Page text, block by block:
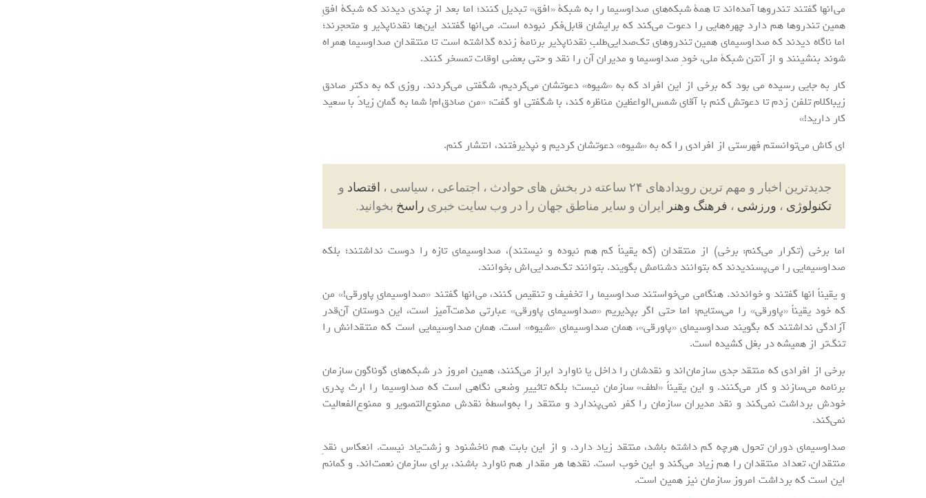
می‌انها گفتند تندروها آمده‌اند تا همۀ شبکه‌های صداوسیما را به شبکۀ «افق» تبدیل کنند؛ اما بعد از چندی دیدند که شبکۀ افقِ
همین تندروها هم دارد چهره‌هایی را دعوت می‌کند که برایشان قابل‌فکر نبوده است. می‌انها گفتند این‌ها نقدناپذیر و متحجرند؛
اما ناگاه دیدند که صداوسیمای همین تندروهای تک‌صدایی‌طلبِ نقدناپذیر برنامۀ زنده گذاشته است تا منتقدان صداوسیما همراه
شوند بنشینند و از آنتن شبکۀ ملی، خودِ صداوسیما و مدیران آن را نقد و حتی بعضی اوقات تمسخر کنند.
کار به جایی رسیده می بود که برخی از این افراد که به «شیوه» دعوتشان می‌کردیم، شگفتی می‌کردند. روزی که به دکتر صادق
زیباکلام تلفن زدم تا دعوتش کنم با آقای شمس‌الواعظین مناظره کند، با شگفتی او گفت: «من صادق‌ام! شما به گمان زیادً با سعید
کار دارید!»
ای کاش می‌توانستم فهرستی از افرادی را که به «شیوه» دعوتشان کردیم و نپذیرفتند، انتشار کنم.
جدیدترین اخبار و مهم ترین رویدادهای ۲۴ ساعته در بخش های حوادث ، اجتماعی ، سیاسی ، اقتصاد و
تکنولوژی ، ورزشی ، فرهنگ وهنر ایران و سایر مناطق جهان را در وب سایت خبری راسخ بخوانید.
اما برخی (تکرار می‌کنم: برخی) از منتقدان (که یقیناً کم هم نبوده و نیستند)، صداوسیمای تازه را دوست نداشتند؛ بلکه
صداوسیمایی را می‌پسندیدند که بتوانند دشنامش بگویند. بتوانند تک‌‌صدایی‌اش بخوانند.
و یقیناً انها گفتند و خواندند. هنگامی می‌خواستند صداوسیما را تخفیف و تنقیص کنند، می‌انها گفتند «صداوسیمایِ پاورقی!» من
که خود یقیناً «پاورقی» را می‌ستایم؛ اما حتی اگر بپذیریم «صداوسیمای پاورقی» عبارتی مذمت‌آمیز است، این دوستان آن‌قدر
آزادگی نداشتند که بگویند صداوسیمای «پاورقی»، همان صداوسیمای «شیوه» است. همان صداوسیمایی است که منتقدانش را
تنگ‌تر از همیشه در بغل کشیده است.
برخی از افرادی که منتقد جدی سازمان‌اند‌ و نقدشان را داخل یا ناوارد ابراز می‌کنند، همین امروز در شبکه‌های گوناگون سازمان
برنامه می‌سازند و کار می‌کنند. و این یقیناً «لطف» سازمان نیست؛ بلکه تاثییرِ وضعی نگاهی است که صداوسیما را ارث پدری
خودش برداشت نمی‌کند و نقد مدیران سازمان را کفر نمی‌پندارد و منتقد را به‌واسطۀ نقدش ممنوع‌التصویر و ممنوع‌الفعالیت
نمی‌کند.
صداوسیمای دوران تحول هرچه کم داشته باشد، منتقد زیاد دارد. و از این بابت هم ناخشنود و زشت‌یاد نیست. انعکاس نقدِ
منتقدان، تعداد منتقدان را هم زیاد می‌کند و این خوب است. نقدها هر مقدار هم ناوارد باشند، برای سازمان نعمت‌اند. و گمانم
این است که برداشت امروز سازمان نیز همین است.